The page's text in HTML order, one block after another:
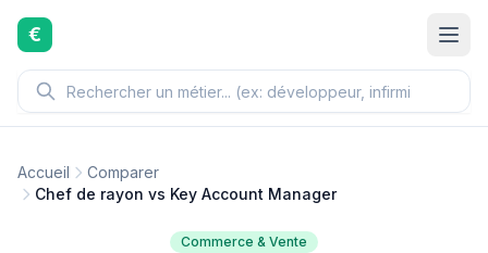
Aller au contenu principal
€
Accueil
Comparer
Chef de rayon vs Key Account Manager
Commerce & Vente